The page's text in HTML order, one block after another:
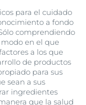
para el cuidado
a fondo
comprendiendo
en el que
a los que
de productos
para sus
sean a sus
ingredientes
que la salud